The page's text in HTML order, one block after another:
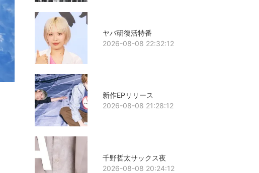
ヤバ研復活特番
2026-08-08 22:32:12
新作EPリリース
2026-08-08 21:28:12
千野哲太サックス夜
2026-08-08 20:24:12